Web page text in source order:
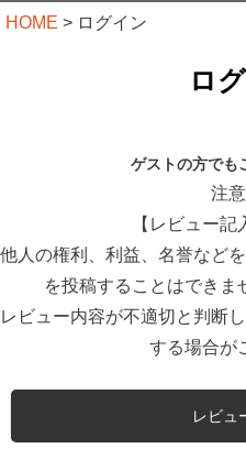
HOME ログイン
ロ
ゲストの方でも
注
【レビュー記
他人の権利、利益、名誉など
を投稿することはできま
レビュー内容が不適切と判断
する場合が
レビュ